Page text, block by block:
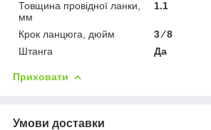
Товщина провідної ланки,
мм
1.1
Крок ланцюга, дюйм
3 ⁄ 8
Штанга
Да
Приховати
Умови доставки